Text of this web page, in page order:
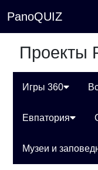
PanoQUIZ
Проекты
Игры 360
Евпатория
Музеи и